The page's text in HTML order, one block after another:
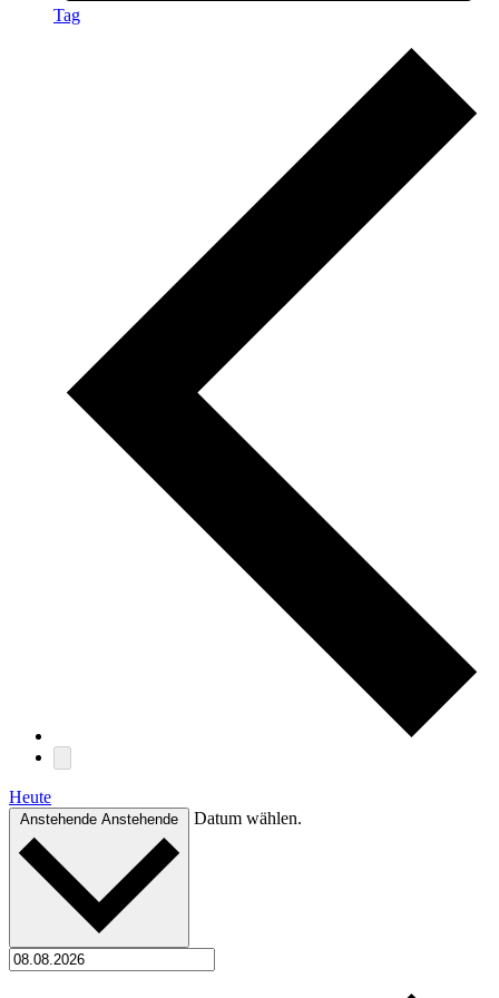
Tag
Heute
Anstehende Anstehende Datum wählen.